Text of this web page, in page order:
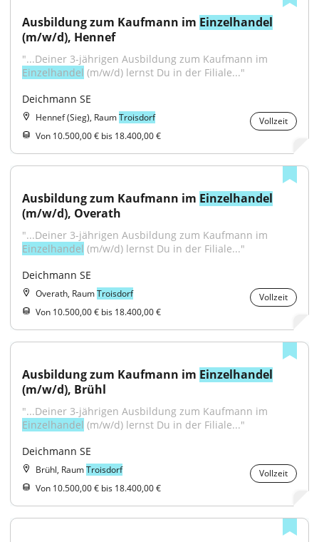
Ausbildung zum Kaufmann im Einzelhandel
(m/w/d), Hennef
Einzelhandel (m/w/d) lernst Du in der Filiale..."
Deichmann SE
Hennef (Sieg), RaumTroisdorf
Vollzeit
Von 10.500,00 € bis 18.400,00 €
Ausbildung zum Kaufmann im Einzelhandel
(m/w/d), Overath
Einzelhandel (m/w/d) lernst Du in der Filiale..."
Deichmann SE
Overath, RaumTroisdorf
Vollzeit
Von 10.500,00 € bis 18.400,00 €
Ausbildung zum Kaufmann im Einzelhandel
(m/w/d), Brühl
Einzelhandel (m/w/d) lernst Du in der Filiale..."
Deichmann SE
Brühl, RaumTroisdorf
Vollzeit
Von 10.500,00 € bis 18.400,00 €